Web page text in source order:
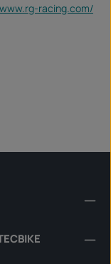
racing.com/